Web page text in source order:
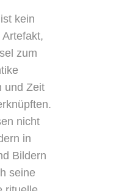
kein
zum
und Zeit
nicht
in
Bildern
seine